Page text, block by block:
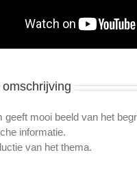
geeft mooi beeld van het
informatie.
van het thema.